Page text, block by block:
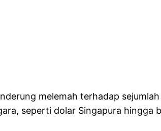
melemah terhadap
seperti dolar Singapura hingga